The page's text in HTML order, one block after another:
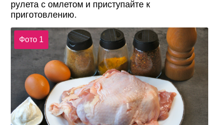
рулета с омлетом и приступайте к
приготовлению.
Фото 1